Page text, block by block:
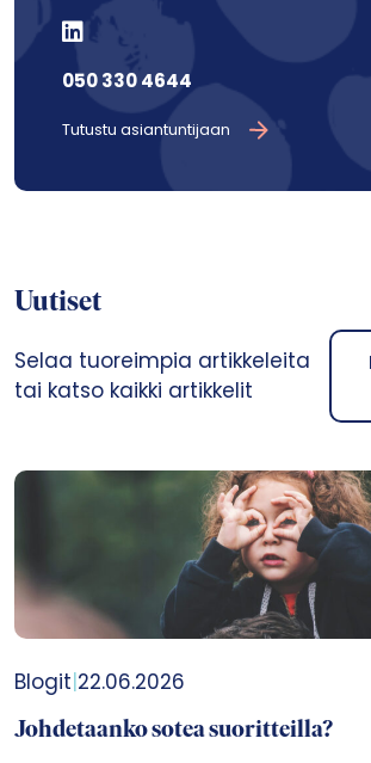
050 330 4644
Tutustu asiantuntijaan
Uutiset
Selaa tuoreimpia artikkeleita
tai katso kaikki artikkelit
Blogit|22.06.2026
Johdetaanko sotea suoritteilla?